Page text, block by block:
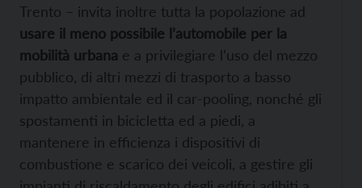
Trento – invita inoltre tutta la popolazione ad
usare il meno possibile l’automobile per la
mobilità urbana e a privilegiare l’uso del mezzo
pubblico, di altri mezzi di trasporto a basso
impatto ambientale ed il car-pooling, nonché gli
spostamenti in bicicletta ed a piedi, a
mantenere in efficienza i dispositivi di
combustione e scarico dei veicoli, a gestire gli